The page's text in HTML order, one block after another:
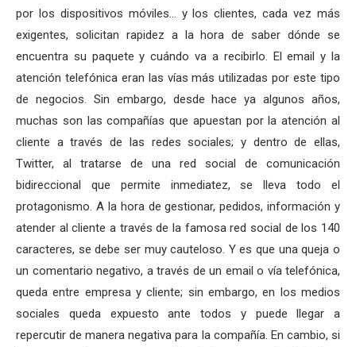
por los dispositivos móviles… y los clientes, cada vez más
exigentes, solicitan rapidez a la hora de saber dónde se
encuentra su paquete y cuándo va a recibirlo. El email y la
atención telefónica eran las vías más utilizadas por este tipo
de negocios. Sin embargo, desde hace ya algunos años,
muchas son las compañías que apuestan por la atención al
cliente a través de las redes sociales; y dentro de ellas,
Twitter, al tratarse de una red social de comunicación
bidireccional que permite inmediatez, se lleva todo el
protagonismo. A la hora de gestionar, pedidos, información y
atender al cliente a través de la famosa red social de los 140
caracteres, se debe ser muy cauteloso. Y es que una queja o
un comentario negativo, a través de un email o vía telefónica,
queda entre empresa y cliente; sin embargo, en los medios
sociales queda expuesto ante todos y puede llegar a
repercutir de manera negativa para la compañía. En cambio, si